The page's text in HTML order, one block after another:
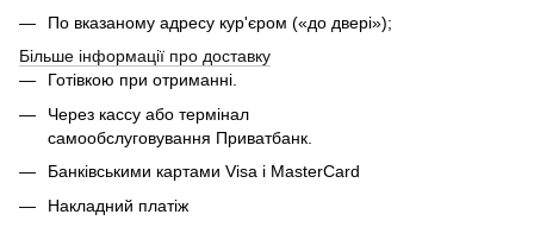
По вказаному адресу кур'єром («до двері»);
Більше інформації про доставку
Готівкою при отриманні.
Через кассу або термінал
самообслуговування Приватбанк.
Банківськими картами Visa і MasterCard
Накладний платіж